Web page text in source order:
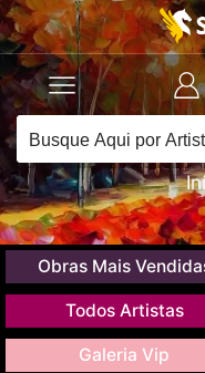
Obras Mais
Todos Artistas
Galeria Vip